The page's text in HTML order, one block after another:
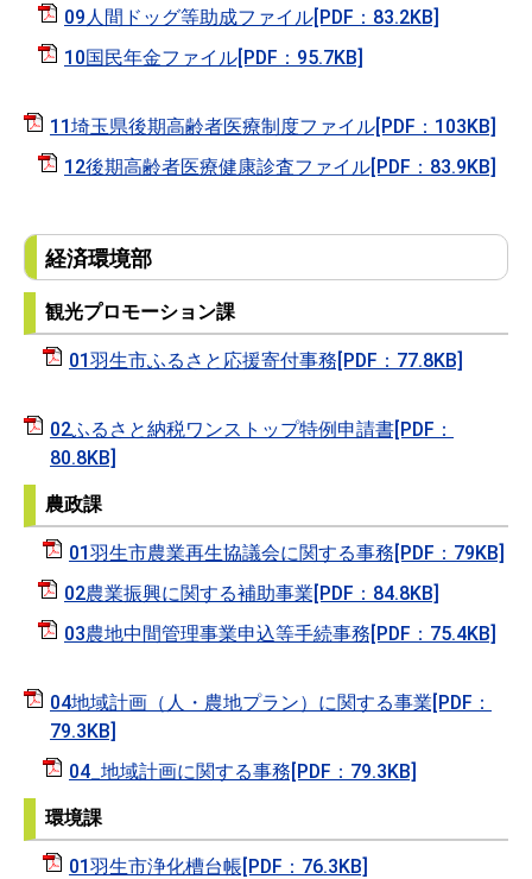
09人間ドッグ等助成ファイル[PDF：83.2KB]
10国民年金ファイル[PDF：95.7KB]
11埼玉県後期高齢者医療制度ファイル[PDF：103KB]
12後期高齢者医療健康診査ファイル[PDF：83.9KB]
経済環境部
観光プロモーション課
01羽生市ふるさと応援寄付事務[PDF：77.8KB]
02ふるさと納税ワンストップ特例申請書[PDF：
80.8KB]
農政課
01羽生市農業再生協議会に関する事務[PDF：79KB]
02農業振興に関する補助事業[PDF：84.8KB]
03農地中間管理事業申込等手続事務[PDF：75.4KB]
04地域計画（人・農地プラン）に関する事業[PDF：
79.3KB]
04_地域計画に関する事務[PDF：79.3KB]
環境課
01羽生市浄化槽台帳[PDF：76.3KB]